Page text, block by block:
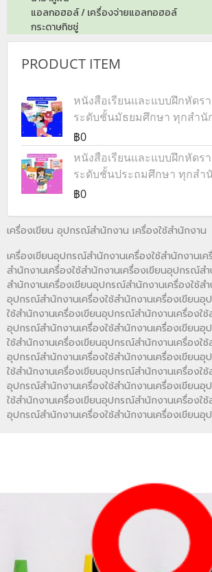
แอลกอฮอล์ / เครื่องจ่ายแอลกอฮอล์
กระดาษทิชชู่
PRODUCT ITEM
หนังสือเรียนและแบบฝึกหัดร
ระดับชั้นมัธยมศึกษา ทุกสำ
฿0
หนังสือเรียนและแบบฝึกหัดร
ระดับชั้นประถมศึกษา ทุกสำ
฿0
เครื่องเขียน อุปกรณ์สำนักงาน เครื่องใช้สำนักงาน
เครื่องเขียนอุปกรณ์สำนักงานเครื่องใช้สำนักงานเ
สำนักงานเครื่องใช้สำนักงานเครื่องเขียนอุปกรณ์ส
สำนักงานเครื่องเขียนอุปกรณ์สำนักงานเครื่องใช้ส
อุปกรณ์สำนักงานเครื่องใช้สำนักงานเครื่องเขียน
ใช้สำนักงานเครื่องเขียนอุปกรณ์สำนักงานเครื่องใช้
อุปกรณ์สำนักงานเครื่องใช้สำนักงานเครื่องเขียน
ใช้สำนักงานเครื่องเขียนอุปกรณ์สำนักงานเครื่องใช้
อุปกรณ์สำนักงานเครื่องใช้สำนักงานเครื่องเขียน
ใช้สำนักงานเครื่องเขียนอุปกรณ์สำนักงานเครื่องใช้
อุปกรณ์สำนักงานเครื่องใช้สำนักงานเครื่องเขียน
ใช้สำนักงานเครื่องเขียนอุปกรณ์สำนักงานเครื่องใช้
อุปกรณ์สำนักงานเครื่องใช้สำนักงานเครื่องเขียน